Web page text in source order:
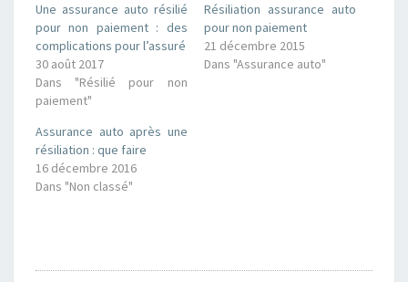
u
r
p
a
r
t
g
e
s
u
r
T
w
i
u
u
r
p
a
a
s
r
F
a
c
o
Une assurance auto résilié
pour non paiement : des
complications pour l’assuré
30 août 2017
Dans "Résilié pour non
paiement"
Résiliation assurance auto
pour non paiement
21 décembre 2015
Dans "Assurance auto"
Assurance auto après une
résiliation : que faire
16 décembre 2016
Dans "Non classé"